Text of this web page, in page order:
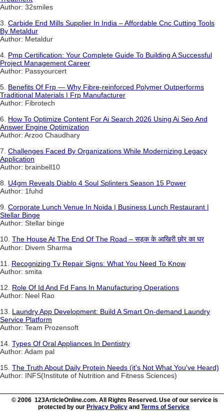
Author: 32smiles
3. Carbide End Mills Supplier In India – Affordable Cnc Cutting Tools
By Metaldur
Author: Metaldur
4. Pmp Certification: Your Complete Guide To Building A Successful
Project Management Career
Author: Passyourcert
5. Benefits Of Frp — Why Fibre-reinforced Polymer Outperforms
Traditional Materials | Frp Manufacturer
Author: Fibrotech
6. How To Optimize Content For Ai Search 2026 Using Ai Seo And
Answer Engine Optimization
Author: Arzoo Chaudhary
7. Challenges Faced By Organizations While Modernizing Legacy
Application
Author: brainbell10
8. U4gm Reveals Diablo 4 Soul Splinters Season 15 Power
Author: 1fuhd
9. Corporate Lunch Venue In Noida | Business Lunch Restaurant |
Stellar Binge
Author: Stellar binge
10. The House At The End Of The Road – सड़क के आखिरी छोर का घर
Author: Divem Sharma
11. Recognizing Tv Repair Signs: What You Need To Know
Author: smita
12. Role Of Id And Fd Fans In Manufacturing Operations
Author: Neel Rao
13. Laundry App Development: Build A Smart On-demand Laundry
Service Platform
Author: Team Prozensoft
14. Types Of Oral Appliances In Dentistry
Author: Adam pal
15. The Truth About Daily Protein Needs (it's Not What You've Heard)
Author: INFS(Institute of Nutrition and Fitness Sciences)
© 2006 123ArticleOnline.com. All Rights Reserved. Use of our service is
protected by our Privacy Policy and Terms of Service